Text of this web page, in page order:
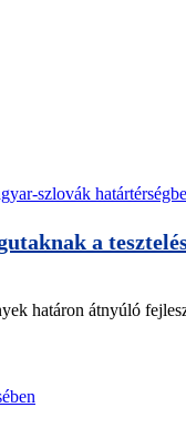
a
határon átnyúló